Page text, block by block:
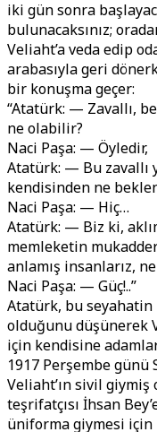
iki gün sonra
bulunacaksınız;
Veliaht’a veda edip
arabasıyla geri
bir konuşma geçer:
“Atatürk: — Zavallı,
ne olabilir?
Naci Paşa: — Öyledir,
Atatürk: — Bu zavallı
kendisinden ne
Naci Paşa: — Hiç…
Atatürk: — Biz ki,
memleketin
anlamış insanlarız,
Naci Paşa: — Güç!..”
Atatürk, bu seyahatin
olduğunu düşünerek
için kendisine
1917 Perşembe
Veliaht’ın sivil
teşrifatçısı İhsan
üniforma giymesi için